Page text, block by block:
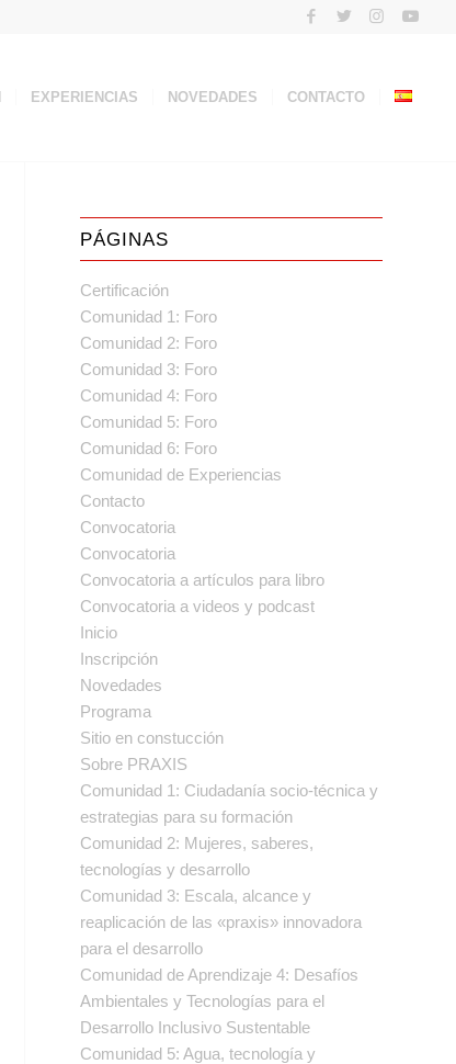
EXPERIENCIAS NOVEDADES CONTACTO
PÁGINAS
Certificación
Comunidad 1: Foro
Comunidad 2: Foro
Comunidad 3: Foro
Comunidad 4: Foro
Comunidad 5: Foro
Comunidad 6: Foro
Comunidad de Experiencias
Contacto
Convocatoria
Convocatoria
Convocatoria a artículos para libro
Convocatoria a videos y podcast
Inicio
Inscripción
Novedades
Programa
Sitio en constucción
Sobre PRAXIS
Comunidad 1: Ciudadanía socio-técnica y
estrategias para su formación
Comunidad 2: Mujeres, saberes,
tecnologías y desarrollo
Comunidad 3: Escala, alcance y
reaplicación de las «praxis» innovadora
para el desarrollo
Comunidad de Aprendizaje 4: Desafíos
Ambientales y Tecnologías para el
Desarrollo Inclusivo Sustentable
Comunidad 5: Agua, tecnología y